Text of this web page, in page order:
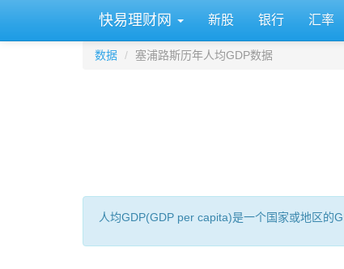
快易理财网 新股 银行 汇率
数据 塞浦路斯历年人均GDP数据
人均GDP(GDP per capita)是一个国家或地区的